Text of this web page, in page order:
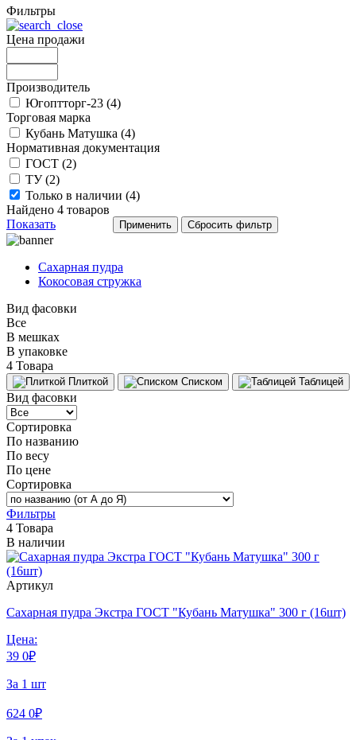
Фильтры
Цена продажи
Производитель
Югоптторг-23 (4)
Торговая марка
Кубань Матушка (4)
Нормативная документация
ГОСТ (2)
ТУ (2)
Только в наличии (4)
Найдено 4 товаров
Показать
Сахарная пудра
Кокосовая стружка
Вид фасовки
Все
В мешках
В упаковке
4 Товара
Плиткой Списком Таблицей
Вид фасовки
Сортировка
По названию
По весу
По цене
Сортировка
Фильтры
4 Товара
В наличии
Артикул
Сахарная пудра Экстра ГОСТ "Кубань Матушка" 300 г (16шт)
Цена:
39 0₽
За 1 шт
624 0₽